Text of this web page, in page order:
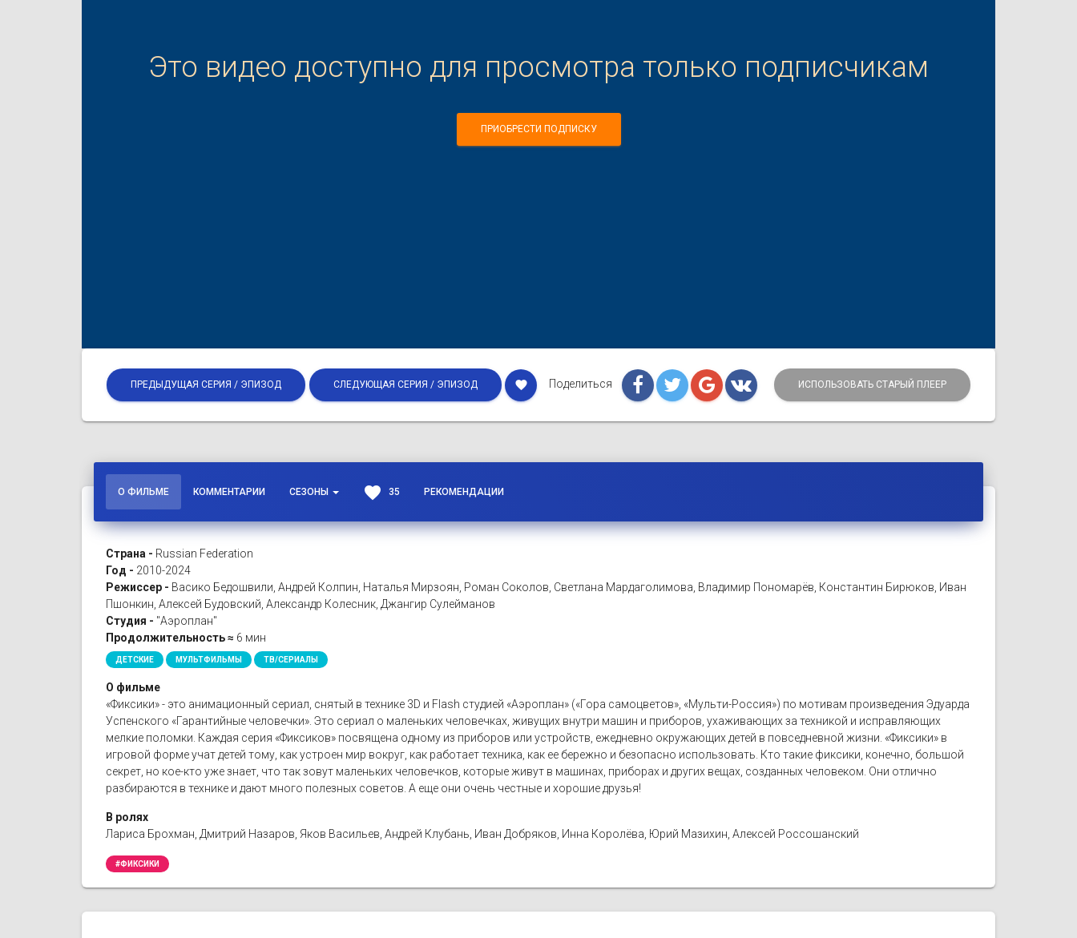
Это видео доступно для просмотра только подписчикам
ПРИОБРЕСТИ ПОДПИСКУ
ПРЕДЫДУЩАЯ СЕРИЯ / ЭПИЗОД СЛЕДУЮЩАЯ СЕРИЯ / ЭПИЗОД favorite Поделиться ИСПОЛЬЗОВАТЬ СТАРЫЙ ПЛЕЕР
О ФИЛЬМЕ КОММЕНТАРИИ СЕЗОНЫ favorite 35 РЕКОМЕНДАЦИИ
Страна - Russian Federation
Год - 2010-2024
Режиссер - Васико Бедошвили, Андрей Колпин, Наталья Мирзоян, Роман Соколов, Светлана Мардаголимова, Владимир Пономарёв, Константин Бирюков, Иван
Пшонкин, Алексей Будовский, Александр Колесник, Джангир Сулейманов
Студия - "Аэроплан"
Продолжительность ≈ 6 мин
ДЕТСКИЕ МУЛЬТФИЛЬМЫ ТВ/СЕРИАЛЫ
О фильме
«Фиксики» - это анимационный сериал, снятый в технике 3D и Flash студией «Аэроплан» («Гора самоцветов», «Мульти-Россия») по мотивам произведения Эдуарда
Успенского «Гарантийные человечки». Это сериал о маленьких человечках, живущих внутри машин и приборов, ухаживающих за техникой и исправляющих
мелкие поломки. Каждая серия «Фиксиков» посвящена одному из приборов или устройств, ежедневно окружающих детей в повседневной жизни. «Фиксики» в
игровой форме учат детей тому, как устроен мир вокруг, как работает техника, как ее бережно и безопасно использовать. Кто такие фиксики, конечно, большой
секрет, но кое-кто уже знает, что так зовут маленьких человечков, которые живут в машинах, приборах и других вещах, созданных человеком. Они отлично
разбираются в технике и дают много полезных советов. А еще они очень честные и хорошие друзья!
В ролях
Лариса Брохман, Дмитрий Назаров, Яков Васильев, Андрей Клубань, Иван Добряков, Инна Королёва, Юрий Мазихин, Алексей Россошанский
#ФИКСИКИ